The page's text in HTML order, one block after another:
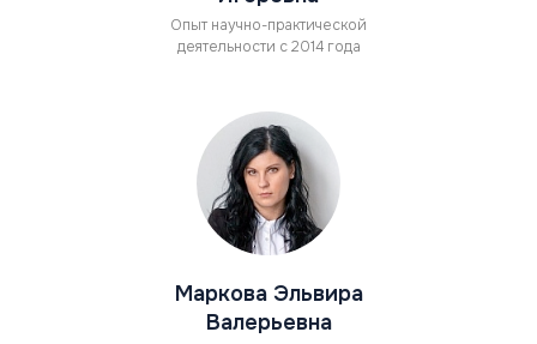
Опыт научно-практической
деятельности с 2014 года
Маркова Эльвира
Валерьевна